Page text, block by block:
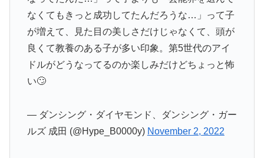
なくてもきっと成功してたんだろうな…」って子
が増えて、見た目の美しさだけじゃなくて、頭が
良くて教養のある子が多い印象。第5世代のアイ
ドルがどうなってるのか楽しみだけどちょっと怖
い🙄
— ダンシング・ダイヤモンド、ダンシング・ガー
ルズ 成田 (@Hype_B0000y) November 2, 2022